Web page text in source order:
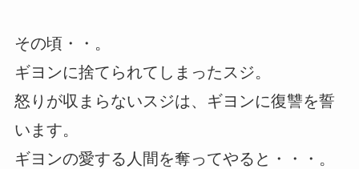
その頃・・。
ギヨンに捨てられてしまったスジ。
怒りが収まらないスジは、ギヨンに復讐を誓
います。
ギヨンの愛する人間を奪ってやると・・・。